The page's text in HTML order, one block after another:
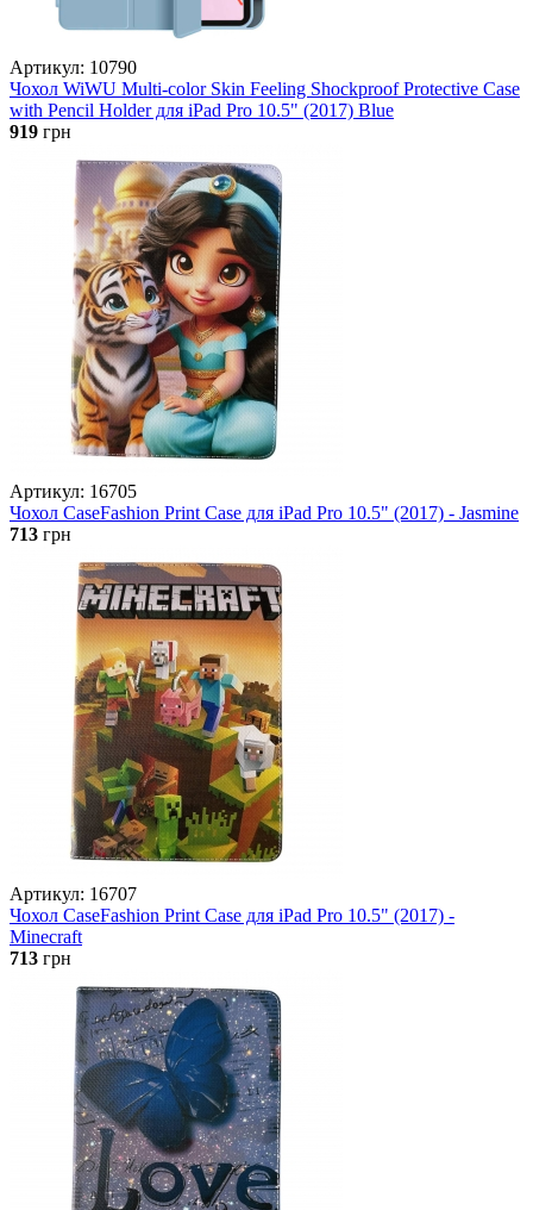
Артикул: 10790
Чохол WiWU Multi-color Skin Feeling Shockproof Protective Case
with Pencil Holder для iPad Pro 10.5" (2017) Blue
919 грн
Артикул: 16705
Чохол CaseFashion Print Case для iPad Pro 10.5" (2017) - Jasmine
713 грн
Артикул: 16707
Чохол CaseFashion Print Case для iPad Pro 10.5" (2017) -
Minecraft
713 грн